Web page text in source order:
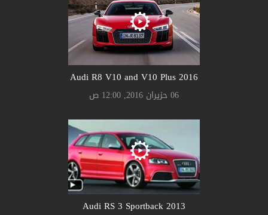
Audi R8 V10 and V10 Plus 2016
06 حزيران 2016, 12:00 ص
Audi RS 3 Sportback 2013